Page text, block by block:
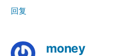
回复
money